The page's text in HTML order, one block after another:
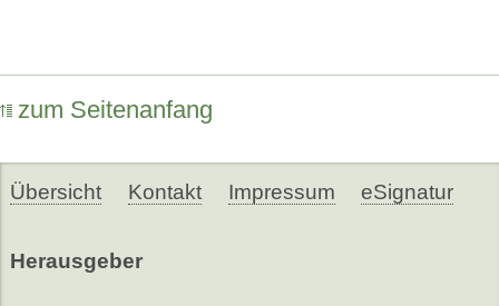
zum Seitenanfang
Übersicht Kontakt Impressum eSignatur
Herausgeber